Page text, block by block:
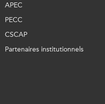
APEC
PECC
CSCAP
Partenaires institutionnels